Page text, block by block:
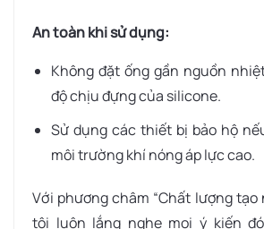
An toàn khi sử dụng:
Không đặt ống gần nguồn
độ chịu đựng của silicone.
Sử dụng các thiết bị bảo hộ
môi trường khí nóng áp lực cao.
Với phương châm “Chất lượng tạo
tôi luôn lắng nghe mọi ý kiến